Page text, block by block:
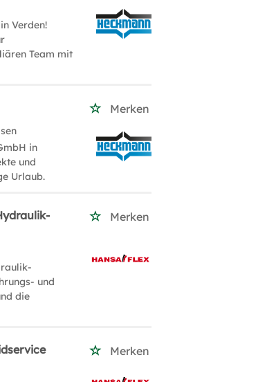
Verden!
Team mit
Merken
in
und
Urlaub.
Merken
und
die
Merken